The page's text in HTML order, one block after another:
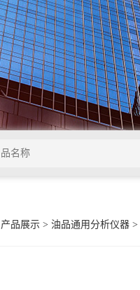
产品展示> 油品通用分析仪器>